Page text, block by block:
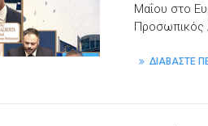
Μαΐου στο
Προσωπικός
ΔΙΑΒΑΣΤΕ